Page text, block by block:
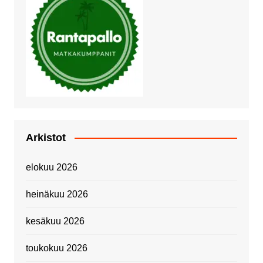
Arkistot
elokuu 2026
heinäkuu 2026
kesäkuu 2026
toukokuu 2026